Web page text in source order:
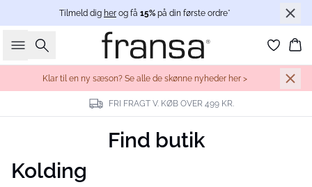
Tilmeld dig her og få 15% på din første ordre*
Søg
Klar til en ny sæson? Se alle de skønne nyheder her >
FRI FRAGT V. KØB OVER 499 KR.
Find butik
Kolding